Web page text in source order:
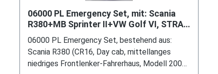
06000 PL Emergency Set, mit: Scania
R380+MB Sprinter II+VW Golf VI, STRAZ
/ AMBULANS / POLICJA, P29e
06000 PL Emergency Set, bestehend aus:
Scania R380 (CR16, Day cab, mittellanges
niedriges Frontlenker-Fahrerhaus, Modell 2004-